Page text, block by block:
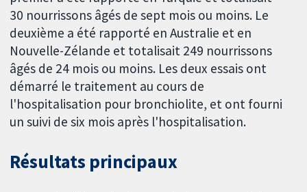
30 nourrissons âgés de sept mois ou moins. Le
deuxième a été rapporté en Australie et en
Nouvelle-Zélande et totalisait 249 nourrissons
âgés de 24 mois ou moins. Les deux essais ont
démarré le traitement au cours de
l'hospitalisation pour bronchiolite, et ont fourni
un suivi de six mois après l'hospitalisation.
Résultats principaux